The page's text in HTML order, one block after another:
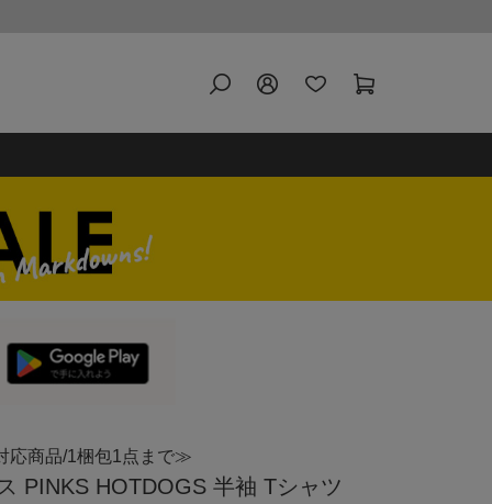
応商品/1梱包1点まで≫
PINKS HOTDOGS 半袖 Tシャツ